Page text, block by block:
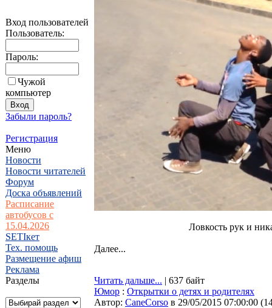
Вход пользователей
Пользователь:
Пароль:
Чужой
компьютер
Забыли пароль?
Регистрация
Меню
Новости
Новости читателей
Форум
Доска объявлений
Расписание
автобусов с
15.04.2026
SETIкет
Тех. помощь
Размещение афиш
Реклама
Разделы
Ловкость рук и
Далее...
Читать дальше... | 637 байт
Юмор : Открытки о детях и родителях
Автор: CaneCorso в 29/05/2015 07:00:00 (